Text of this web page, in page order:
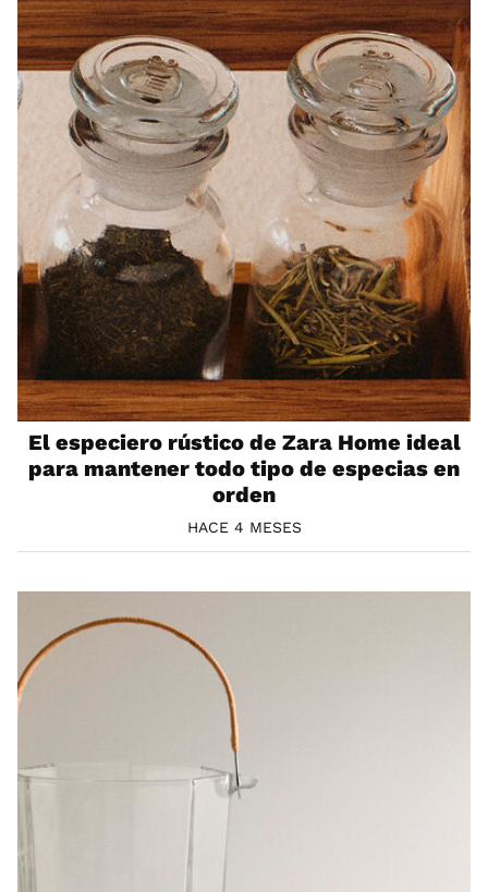
El especiero rústico de Zara Home ideal
para mantener todo tipo de especias en
orden
HACE 4 MESES